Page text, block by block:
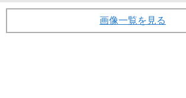
画像一覧を見る